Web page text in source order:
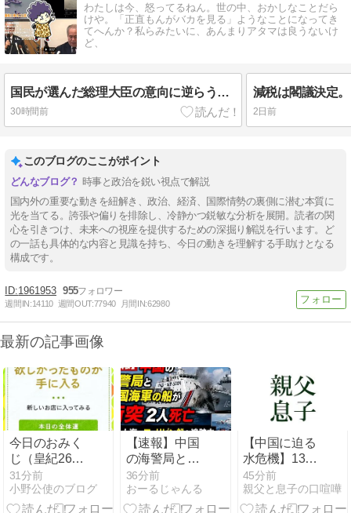
わたしは今、怒ってるねん。世の中、おかしなことだら
けや。「正直もんがバカを見る」ようなことになってき
てへんか？私らみたいに、あんまりアタマは良うないけ
ど、
国民が選んだ総理大臣の意向に逆らう財務官僚はいらん！生徒を死なせたウソつき左翼のアホ教師も！
30時間前 2日前
このブログのここがポイント
時事と政治を鋭い視点で解説
国内外の重要な動きを紐解き、政治、経済、国際情勢の裏側に潜む本質に
光を当てる。誇張や偏りを排除し、冷静かつ鋭敏な分析を展開。読者の関
心を引きつけ、未来への視座を提供するための深掘り解説を行います。ど
の一話も具体的な内容と見識を持ち、今日の動きを理解する手助けとなる
構成です。
1961953 955
週間IN:14110 週間OUT:77940 月間IN:62980
最新の記事画像
今日のおみく
じ（皇紀2686
年8月8日）
31分前
小野公使のブログ
【速報】中国
の海警局と中
国海軍の船が
衝突2人死亡
南シナ海でフ
36分前
おーるじゃんる
【中国に迫る
水危機】13億
人を支える地
下水が枯渇？
大都市で進
45分前
親父と息子の口喧嘩